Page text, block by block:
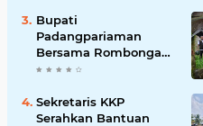
Bupati
Padangpariaman
Bersama Rombongan
Jemput Aspirasi
Sekretaris KKP
Serahkan Bantuan